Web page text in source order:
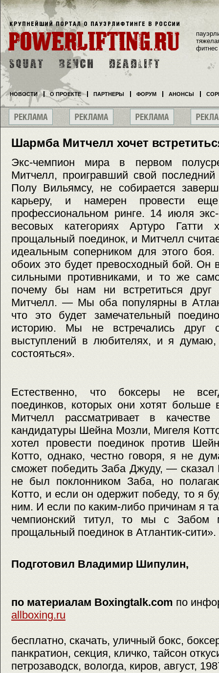
Шармба Митчелл хочет
Экс-чемпион мира в первом
Митчелл, проигравший свой
Полу Вильямсу, не собирается
карьеру, и намерен провести
профессиональном ринге. 14 июля
весовых категориях Артуро Гатти
прощальный поединок, и Митчелл
идеальным соперником для этого
обоих это будет превосходный бой. Он
сильными противниками, и то же
почему бы нам ни встретиться
Митчелл. — Мы оба популярны в
что это будет замечательный
историю. Мы не встречались друг
выступлений в любителях, и я
состояться».
Естественно, что боксеры не
поединков, которых они хотят больше
Митчелл рассматривает в качестве
кандидатуры Шейна Мозли, Мигеля
хотел провести поединок против
Котто, однако, честно говоря, я не
сможет победить Заба Джуду, —
не был поклонником Заба, но
Котто, и если он одержит победу, то я
ним. И если по каким-либо причинам я
чемпионский титул, то мы с Забом
прощальный поединок в Атлантик-сити».
Подготовил Владимир Шипулин,
по материалам Boxingtalk.com по
allboxing.ru
бесплатно, скачать, уличный бокс,
панкратион, секция, кличко, тайсон
петрозаводск, вологда, киров, август,
фитнес
НОВОСТИ О ПРОЕКТЕ ПАРТНЕРЫ ФОРУМ АНОНСЫ